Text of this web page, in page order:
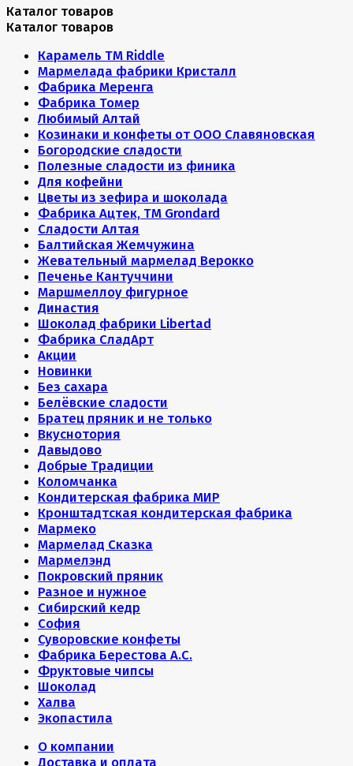
Каталог товаров
Каталог товаров
Карамель ТМ Riddle
Мармелада фабрики Кристалл
Фабрика Меренга
Фабрика Томер
Любимый Алтай
Козинаки и конфеты от ООО Славяновская
Богородские сладости
Полезные сладости из финика
Для кофейни
Цветы из зефира и шоколада
Фабрика Ацтек, ТМ Grondard
Сладости Алтая
Балтийская Жемчужина
Жевательный мармелад Верокко
Печенье Кантуччини
Маршмеллоу фигурное
Династия
Шоколад фабрики Libertad
Фабрика СладАрт
Акции
Новинки
Без сахара
Белёвские сладости
Братец пряник и не только
Вкуснотория
Давыдово
Добрые Традиции
Коломчанка
Кондитерская фабрика МИР
Кронштадтская кондитерская фабрика
Мармеко
Мармелад Сказка
Мармелэнд
Покровский пряник
Разное и нужное
Сибирский кедр
София
Суворовские конфеты
Фабрика Берестова А.С.
Фруктовые чипсы
Шоколад
Халва
Экопастила
О компании
Доставка и оплата